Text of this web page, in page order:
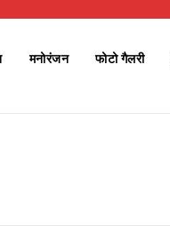
मनोरंजन फोटो गैलरी